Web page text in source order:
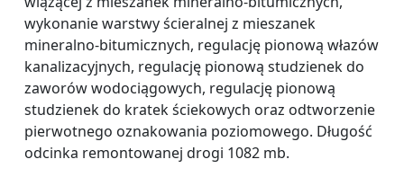
wykonanie warstwy ścieralnej z mieszanek
mineralno-bitumicznych, regulację pionową włazów
kanalizacyjnych, regulację pionową studzienek do
zaworów wodociągowych, regulację pionową
studzienek do kratek ściekowych oraz odtworzenie
pierwotnego oznakowania poziomowego. Długość
odcinka remontowanej drogi 1082 mb.